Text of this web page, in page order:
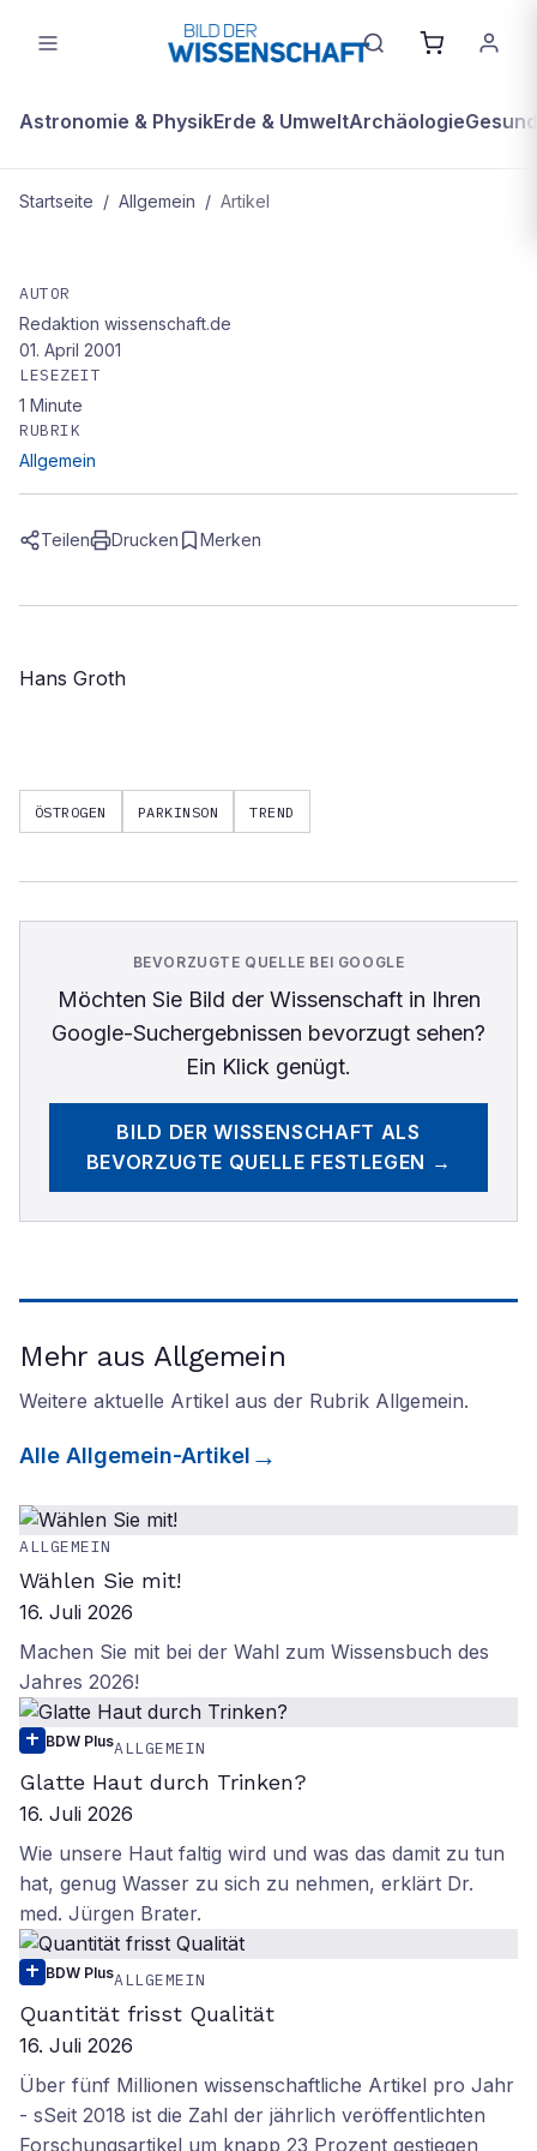
Astronomie & PhysikErde & UmweltArchäologie
Startseite / Allgemein / Artikel
Trend-Barometer – Auf: Östrogen
gegen Parkinson
AUTOR
Redaktion wissenschaft.de
01. April 2001
LESEZEIT
1 Minute
RUBRIK
Allgemein
Teilen Drucken Merken
Hans Groth
ÖSTROGEN PARKINSON TREND
BEVORZUGTE QUELLE BEI GOOGLE
Möchten Sie Bild der Wissenschaftin Ihren
Google-Suchergebnissen bevorzugt sehen?
Ein Klick genügt.
BILD DER WISSENSCHAFT ALS
BEVORZUGTE QUELLE FESTLEGEN →
Mehr aus Allgemein
Weitere aktuelle Artikel aus der Rubrik Allgemein.
Alle Allgemein-Artikel
ALLGEMEIN
Wählen Sie mit!
16. Juli 2026
Machen Sie mit bei der Wahl zum Wissensbuch des
Jahres 2026!
BDW PlusALLGEMEIN
Glatte Haut durch Trinken?
16. Juli 2026
Wie unsere Haut faltig wird und was das damit zu tun
hat, genug Wasser zu sich zu nehmen, erklärt Dr.
med. Jürgen Brater.
BDW PlusALLGEMEIN
Quantität frisst Qualität
16. Juli 2026
Über fünf Millionen wissenschaftliche Artikel pro Jahr
- sSeit 2018 ist die Zahl der jährlich veröffentlichten
Forschungsartikel um knapp 23 Prozent gestiegen